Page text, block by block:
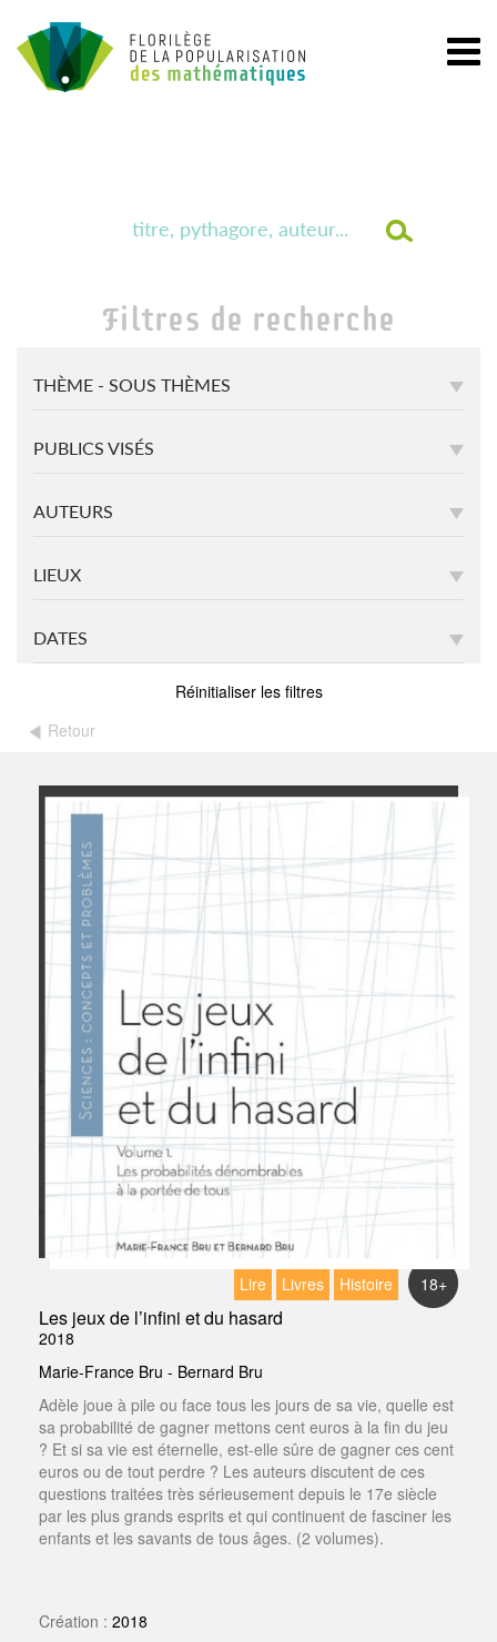
Filtres de recherche
THÈME - SOUS THÈMES
PUBLICS VISÉS
AUTEURS
LIEUX
DATES
Réinitialiser les filtres
Retour
Lire Livres Histoire 18+
Les jeux de l’infini et du hasard
2018
Marie-France Bru - Bernard Bru
Adèle joue à pile ou face tous les jours de sa vie, quelle est
sa probabilité de gagner mettons cent euros à la fin du jeu
? Et si sa vie est éternelle, est-elle sûre de gagner ces cent
euros ou de tout perdre ? Les auteurs discutent de ces
questions traitées très sérieusement depuis le 17e siècle
par les plus grands esprits et qui continuent de fasciner les
enfants et les savants de tous âges. (2 volumes).
Création : 2018